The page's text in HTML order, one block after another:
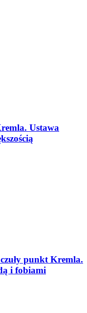
Ustawa
punkt Kremla.
i fobiami